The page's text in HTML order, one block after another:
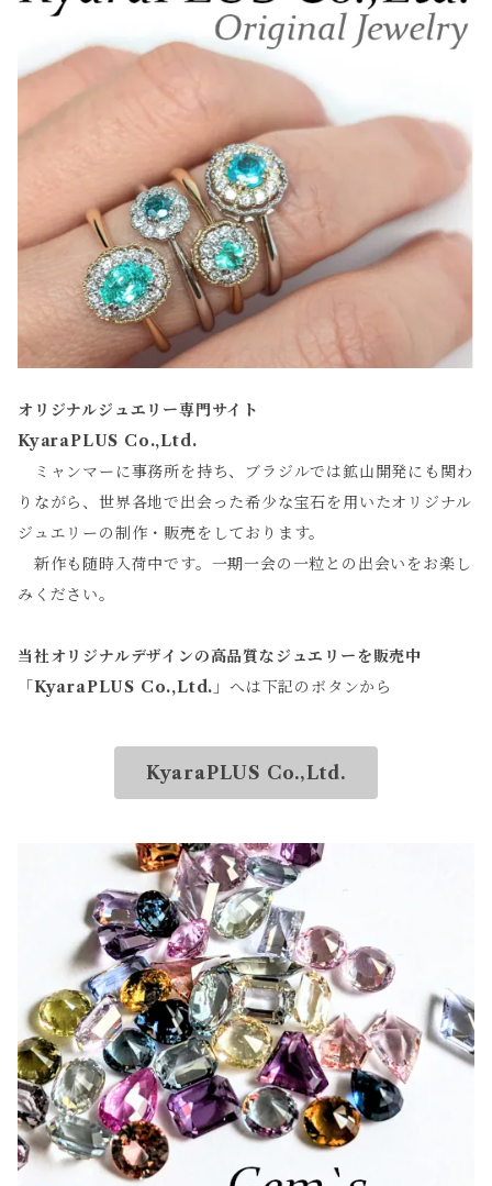
オリジナルジュエリー専門サイト
KyaraPLUS Co.,Ltd.
ミャンマーに事務所を持ち、ブラジルでは鉱山開発にも関わ
りながら、世界各地で出会った希少な宝石を用いたオリジナル
ジュエリーの制作・販売をしております。
新作も随時入荷中です。一期一会の一粒との出会いをお楽し
みください。
当社オリジナルデザインの高品質なジュエリーを販売中
「KyaraPLUS Co.,Ltd. 」へは下記のボタンから
KyaraPLUS Co.,Ltd.